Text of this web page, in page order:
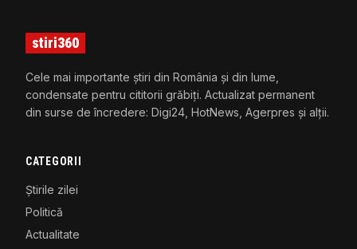
stiri360
Cele mai importante știri din România și din lume,
condensate pentru cititorii grăbiți. Actualizat permanent
din surse de încredere: Digi24, HotNews, Agerpres și alții.
CATEGORII
Știrile zilei
Politică
Actualitate